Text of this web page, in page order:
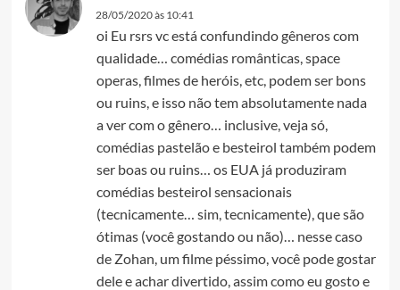
28/05/2020 às 10:41
oi Eu rsrs vc está confundindo gêneros com
qualidade… comédias românticas, space
operas, filmes de heróis, etc, podem ser bons
ou ruins, e isso não tem absolutamente nada
a ver com o gênero… inclusive, veja só,
comédias pastelão e besteirol também podem
ser boas ou ruins… os EUA já produziram
comédias besteirol sensacionais
(tecnicamente… sim, tecnicamente), que são
ótimas (você gostando ou não)… nesse caso
de Zohan, um filme péssimo, você pode gostar
dele e achar divertido, assim como eu gosto e